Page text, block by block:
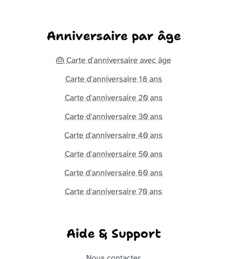
Anniversaire par âge
🎂 Carte d'anniversaire avec âge
Carte d'anniversaire 18 ans
Carte d'anniversaire 20 ans
Carte d'anniversaire 30 ans
Carte d'anniversaire 40 ans
Carte d'anniversaire 50 ans
Carte d'anniversaire 60 ans
Carte d'anniversaire 70 ans
Aide & Support